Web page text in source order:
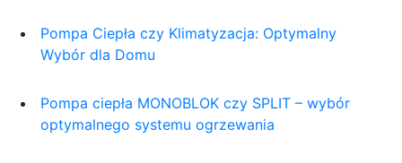
Pompa Ciepła czy Klimatyzacja: Optymalny
Wybór dla Domu
Pompa ciepła MONOBLOK czy SPLIT – wybór
optymalnego systemu ogrzewania